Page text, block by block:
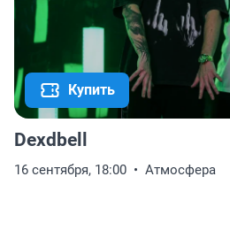
Купить
Dexdbell
16 сентября, 18:00 Атмосфера